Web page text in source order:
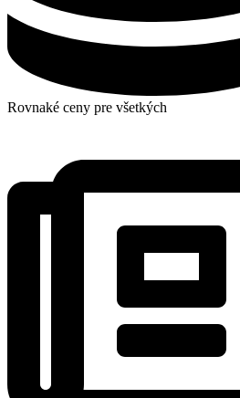
Rovnaké ceny pre všetkých